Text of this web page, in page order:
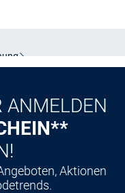
ANMELDEN
Aktionen